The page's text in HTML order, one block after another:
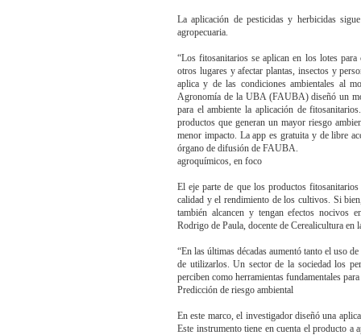
La aplicación de pesticidas y herbicidas
agropecuaria.
“Los fitosanitarios se aplican en los lotes
otros lugares y afectar plantas, insectos y
aplica y de las condiciones ambientales al
Agronomía de la UBA (FAUBA) diseñó un
para el ambiente la aplicación de
productos que generan un mayor riesgo
menor impacto. La app es gratuita y de libre
órgano de difusión de FAUBA.
agroquímicos, en foco
El eje parte de que los productos
calidad y el rendimiento de los cultivos. Si
también alcancen y tengan efectos nocivos
Rodrigo de Paula, docente de Cerealicultura
“En las últimas décadas aumentó tanto el uso
de utilizarlos. Un sector de la sociedad los
perciben como herramientas fundamentales
Predicción de riesgo ambiental
En este marco, el investigador diseñó una
Este instrumento tiene en cuenta el producto